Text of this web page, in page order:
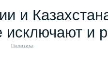
и
исключают и
Политика